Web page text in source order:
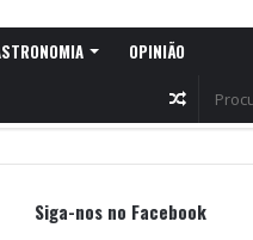
OPINIÃO
Random
Siga-nos no Facebook